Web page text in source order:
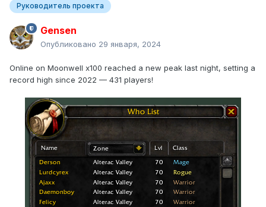
Руководитель проекта
Gensen
Опубликовано 29 января, 2024
Online on Moonwell x100 reached a new peak last night, setting a
record high since 2022 — 431 players!